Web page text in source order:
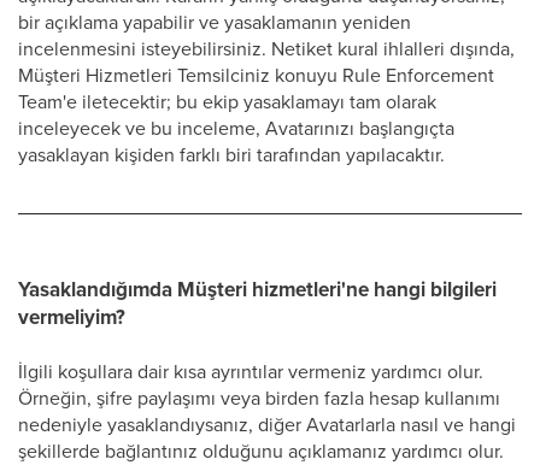
bir açıklama yapabilir ve yasaklamanın yeniden
incelenmesini isteyebilirsiniz. Netiket kural ihlalleri dışında,
Müşteri Hizmetleri Temsilciniz konuyu Rule Enforcement
Team'e iletecektir; bu ekip yasaklamayı tam olarak
inceleyecek ve bu inceleme, Avatarınızı başlangıçta
yasaklayan kişiden farklı biri tarafından yapılacaktır.
Yasaklandığımda Müşteri hizmetleri'ne hangi bilgileri
vermeliyim?
İlgili koşullara dair kısa ayrıntılar vermeniz yardımcı olur.
Örneğin, şifre paylaşımı veya birden fazla hesap kullanımı
nedeniyle yasaklandıysanız, diğer Avatarlarla nasıl ve hangi
şekillerde bağlantınız olduğunu açıklamanız yardımcı olur.